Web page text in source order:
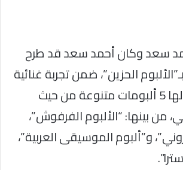
سعد وكان أحمد سعد قد طرح
الحزين”، ضمن تجربة غنائية
جديدة يقدم خلالها 5 ألبومات متنوعة من حيث
من بينها: “الألبوم الفرفوش”،
و”ألبوم الموسيقى العربية”،